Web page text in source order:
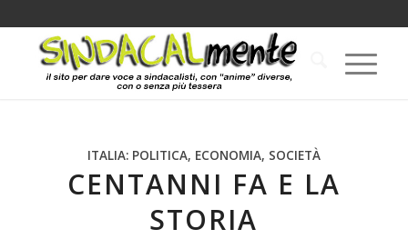
ITALIA: POLITICA, ECONOMIA, SOCIETÀ
CENTANNI FA E LA
STORIA